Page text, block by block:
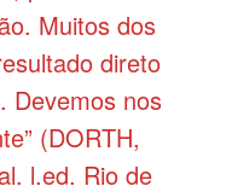
Muitos dos
direto
Devemos nos
(DORTH,
l.ed. Rio de